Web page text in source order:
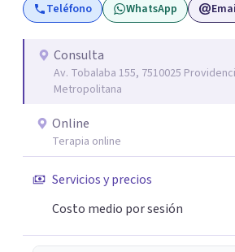
Teléfono WhatsApp
Consulta
Av. Tobalaba 155, 7510025
Metropolitana
Online
Terapia online
Servicios y precios
Costo medio por sesión